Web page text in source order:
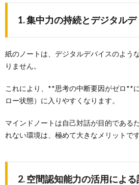
1. 集中力の持続とデジタル
紙のノートは、デジタルデバイスのよう
りません。
これにより、**思考の中断要因がゼロ**
ロー状態）に入りやすくなります。
マインドノートは自己対話が目的である
れない環境は、極めて大きなメリットです
2. 空間認知能力の活用によ